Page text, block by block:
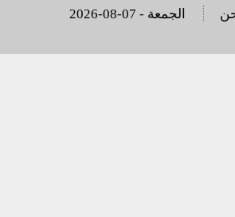
2026-08-07 - الجمعة